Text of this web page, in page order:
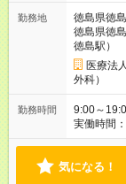
次昇給制
役職につかない
キャリア
ではなく
籍など 自ら
から活躍
近い業界
などの接
さ：6ヶ月
す。 雇用
勤務地
徳島県徳
徳島県徳
徳島駅）
医療法
外科）
勤務時間
9:00～
実働時間
（クリニッ
ィナーの
気になる！